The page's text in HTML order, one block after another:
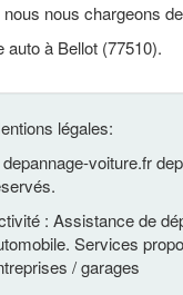
nous chargeons
à Bellot (77510).
légales:
voiture.fr
: Assistance de
Services
/ garages